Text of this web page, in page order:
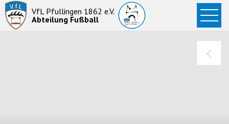
VfL Pfullingen 1862 e.V.
Abteilung Fußball
Startseite
News